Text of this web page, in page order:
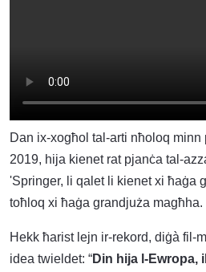
Dan ix-xogħol tal-arti nħoloq
2019, hija kienet rat pjanċa tal-
'Springer, li qalet li kienet xi ħaġa
toħloq xi ħaġa grandjuża magħha.
Hekk ħarist lejn ir-rekord, diġà fil-
idea twieldet: “Din hija l-Ewropa,